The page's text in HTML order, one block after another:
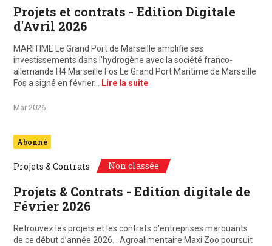
Projets et contrats - Edition Digitale
d'Avril 2026
MARITIME Le Grand Port de Marseille amplifie ses
investissements dans l’hydrogène avec la société franco-
allemande H4 Marseille Fos Le Grand Port Maritime de Marseille
Fos a signé en février…
Lire la suite
Mar 2026
Abonné
Projets & Contrats Non classée
Projets & Contrats - Edition digitale de
Février 2026
Retrouvez les projets et les contrats d’entreprises marquants
de ce début d’année 2026. Agroalimentaire Maxi Zoo poursuit